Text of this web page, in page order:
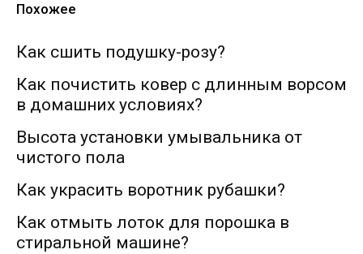
Похожее
Как сшить подушку-розу?
Как почистить ковер с длинным ворсом
в домашних условиях?
Высота установки умывальника от
чистого пола
Как украсить воротник рубашки?
Как отмыть лоток для порошка в
стиральной машине?